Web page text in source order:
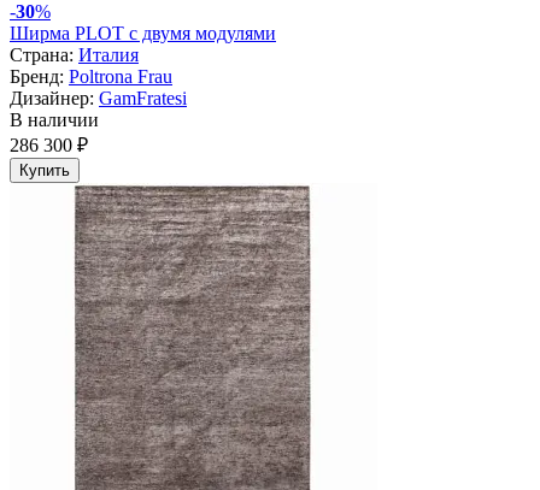
-30%
Ширма PLOT с двумя модулями
Страна: Италия
Бренд: Poltrona Frau
Дизайнер: GamFratesi
В наличии
286 300 ₽
Купить